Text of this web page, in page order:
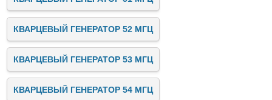
КВАРЦЕВЫЙ ГЕНЕРАТОР 52 МГЦ
КВАРЦЕВЫЙ ГЕНЕРАТОР 53 МГЦ
КВАРЦЕВЫЙ ГЕНЕРАТОР 54 МГЦ